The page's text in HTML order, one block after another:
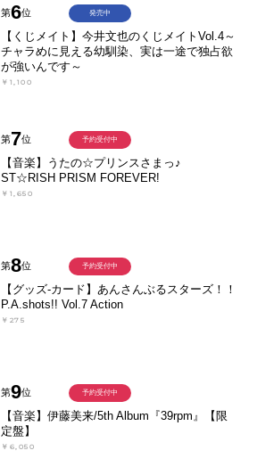
第6位
【くじメイト】今井文也のくじメイトVol.4～
チャラめに見える幼馴染、実は一途で独占欲
が強いんです～
￥1,100
発売中
第7位
【音楽】うたの☆プリンスさまっ♪
ST☆RISH PRISM FOREVER!
￥1,650
予約受付中
第8位
【グッズ-カード】あんさんぶるスターズ！！
P.A.shots!! Vol.7 Action
￥275
予約受付中
第9位
【音楽】伊藤美来/5th Album『39rpm』【限
定盤】
￥6,050
予約受付中